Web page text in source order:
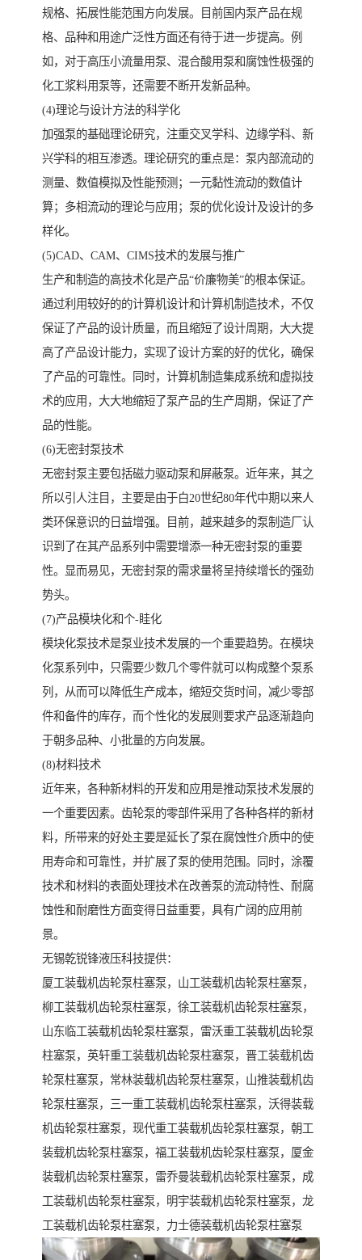
规格、拓展性能范围方向发展。目前国内泵产品在规
格、品种和用途广泛性方面还有待于进一步提高。例
如，对于高压小流量用泵、混合酸用泵和腐蚀性极强的
化工浆料用泵等，还需要不断开发新品种。
(4)理论与设计方法的科学化
加强泵的基础理论研究，注重交叉学科、边缘学科、新
兴学科的相互渗透。理论研究的重点是：泵内部流动的
测量、数值模拟及性能预测；一元黏性流动的数值计
算；多相流动的理论与应用；泵的优化设计及设计的多
样化。
(5)CAD、CAM、CIMS技术的发展与推广
生产和制造的高技术化是产品“价廉物美”的根本保证。
通过利用较好的的计算机设计和计算机制造技术，不仅
保证了产品的设计质量，而且缩短了设计周期，大大提
高了产品设计能力，实现了设计方案的好的优化，确保
了产品的可靠性。同时，计算机制造集成系统和虚拟技
术的应用，大大地缩短了泵产品的生产周期，保证了产
品的性能。
(6)无密封泵技术
无密封泵主要包括磁力驱动泵和屏蔽泵。近年来，其之
所以引人注目，主要是由于白20世纪80年代中期以来人
类环保意识的日益增强。目前，越来越多的泵制造厂认
识到了在其产品系列中需要增添一种无密封泵的重要
性。显而易见，无密封泵的需求量将呈持续增长的强劲
势头。
(7)产品模块化和个-眭化
模块化泵技术是泵业技术发展的一个重要趋势。在模块
化泵系列中，只需要少数几个零件就可以构成整个泵系
列，从而可以降低生产成本，缩短交货时间，减少零部
件和备件的库存，而个性化的发展则要求产品逐渐趋向
于朝多品种、小批量的方向发展。
(8)材料技术
近年来，各种新材料的开发和应用是推动泵技术发展的
一个重要因素。齿轮泵的零部件采用了各种各样的新材
料，所带来的好处主要是延长了泵在腐蚀性介质中的使
用寿命和可靠性，并扩展了泵的使用范围。同时，涂覆
技术和材料的表面处理技术在改善泵的流动特性、耐腐
蚀性和耐磨性方面变得日益重要，具有广阔的应用前
景。
无锡乾锐锋液压科技提供：
厦工装载机齿轮泵柱塞泵，山工装载机齿轮泵柱塞泵，
柳工装载机齿轮泵柱塞泵，徐工装载机齿轮泵柱塞泵，
山东临工装载机齿轮泵柱塞泵，雷沃重工装载机齿轮泵
柱塞泵，英轩重工装载机齿轮泵柱塞泵，晋工装载机齿
轮泵柱塞泵，常林装载机齿轮泵柱塞泵，山推装载机齿
轮泵柱塞泵，三一重工装载机齿轮泵柱塞泵，沃得装载
机齿轮泵柱塞泵，现代重工装载机齿轮泵柱塞泵，朝工
装载机齿轮泵柱塞泵，福工装载机齿轮泵柱塞泵，厦金
装载机齿轮泵柱塞泵，雷乔曼装载机齿轮泵柱塞泵，成
工装载机齿轮泵柱塞泵，明宇装载机齿轮泵柱塞泵，龙
工装载机齿轮泵柱塞泵，力士德装载机齿轮泵柱塞泵